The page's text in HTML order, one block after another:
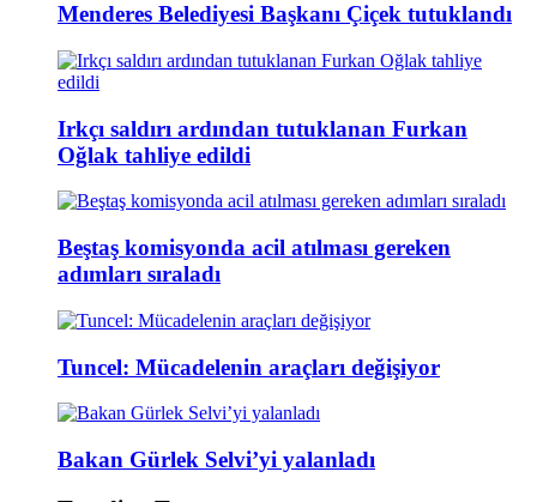
Menderes Belediyesi Başkanı Çiçek tutuklandı
Irkçı saldırı ardından tutuklanan Furkan
Oğlak tahliye edildi
Beştaş komisyonda acil atılması gereken
adımları sıraladı
Tuncel: Mücadelenin araçları değişiyor
Bakan Gürlek Selvi’yi yalanladı